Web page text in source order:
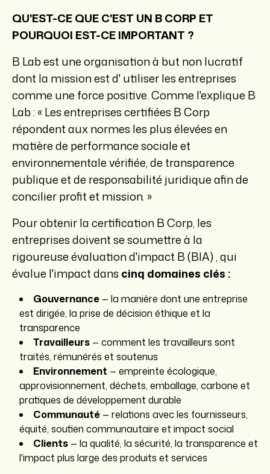
QU'EST-CE QUE C'EST UN B CORP ET
POURQUOI EST-CE IMPORTANT ?
B Lab est une organisation à but non lucratif
dont la mission est d'utiliser les entreprises
comme une force positive. Comme l'explique B
Lab : « Les entreprises certifiées B Corp
répondent aux normes les plus élevées en
matière de performance sociale et
environnementale vérifiée, de transparence
publique et de responsabilité juridique afin de
concilier profit et mission. »
Pour obtenir la certification B Corp, les
entreprises doivent se soumettre à la
rigoureuseévaluation d'impact B (BIA), qui
évalue l'impact dans cinq domaines clés :
Gouvernance — la manière dont une entreprise
est dirigée, la prise de décision éthique et la
transparence
Travailleurs — comment les travailleurs sont
traités, rémunérés et soutenus
Environnement — empreinte écologique,
approvisionnement, déchets, emballage, carbone et
pratiques de développement durable
Communauté — relations avec les fournisseurs,
équité, soutien communautaire et impact social
Clients — la qualité, la sécurité, la transparence et
l'impact plus large des produits et services